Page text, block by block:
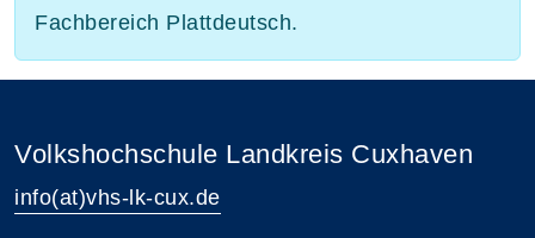
Fachbereich Plattdeutsch.
Volkshochschule Landkreis Cuxhaven
info(at)vhs-lk-cux.de